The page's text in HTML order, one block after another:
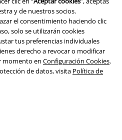
y de nuestros socios.
el consentimiento haciendo clic
solo se utilizarán cookies
tus preferencias individuales
derecho a revocar o modificar
momento en Configuración Cookies.
de datos, visita Política de